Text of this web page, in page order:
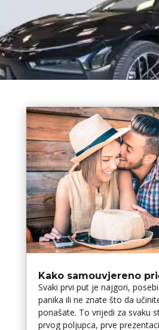
Kako samouvjereno
Svaki prvi put je najgori,
panika ili ne znate što da
ponašate. To vrijedi za svaku
prvog poljupca, prve